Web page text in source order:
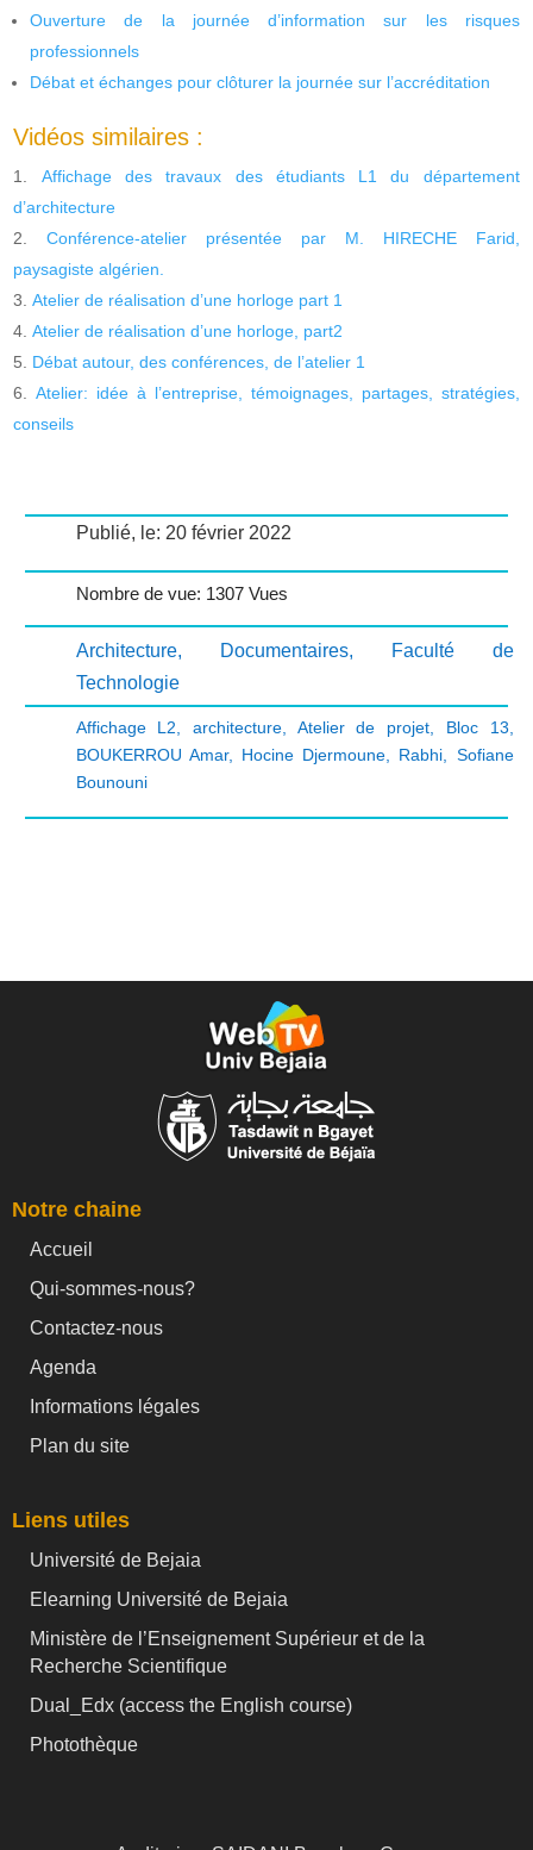
Ouverture de la journée d’information sur les risques
professionnels
Débat et échanges pour clôturer la journée sur l’accréditation
Vidéos similaires :
Affichage des travaux des étudiants L1 du département
d’architecture
Conférence-atelier présentée par M. HIRECHE Farid,
paysagiste algérien.
Atelier de réalisation d’une horloge part 1
Atelier de réalisation d’une horloge, part2
Débat autour, des conférences, de l’atelier 1
Atelier: idée à l’entreprise, témoignages, partages, stratégies,
conseils
Publié, le: 20 février 2022
Nombre de vue: 1307 Vues
Architecture, Documentaires,
Faculté de
Technologie
Affichage L2 architecture, Atelier de projet Bloc 13
BOUKERROU Amar, Hocine Djermoune Rabhi
Sofiane
Bounouni
Notre chaine
Accueil
Qui-sommes-nous?
Contactez-nous
Agenda
Informations légales
Plan du site
Liens utiles
Université de Bejaia
Elearning Université de Bejaia
Ministère de l’Enseignement Supérieur et de la
Recherche Scientifique
Dual_Edx (access the English course)
Photothèque